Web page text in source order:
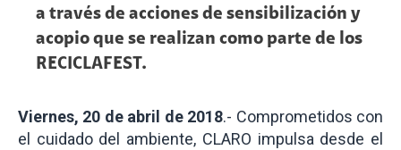
a través de acciones de sensibilización y
acopio que se realizan como parte de los
RECICLAFEST.
Viernes, 20 de abril de 2018.- Comprometidos con
el cuidado del ambiente, CLARO impulsa desde el